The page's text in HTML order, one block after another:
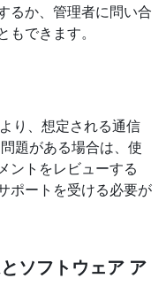
るか、管理者に問い合
できます。
り、想定される通信
題がある場合は、使
ントをレビューする
ポートを受ける必要が
ソフトウェア ア